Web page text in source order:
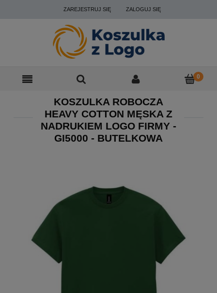
ZAREJESTRUJ SIĘ ZALOGUJ SIĘ
KOSZULKA ROBOCZA
HEAVY COTTON MĘSKA Z
NADRUKIEM LOGO FIRMY -
GI5000 - BUTELKOWA